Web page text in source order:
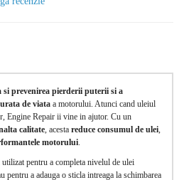
si prevenirea pierderii puterii si a
de viata a motorului. Atunci cand uleiul
Engine Repair ii vine in ajutor. Cu un
calitate, acesta reduce consumul de ulei,
motorului.
pentru a completa nivelul de ulei
pentru a adauga o sticla intreaga la schimbarea